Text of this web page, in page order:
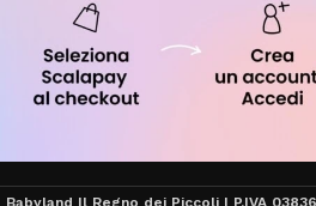
Babyland Il Regno dei Piccoli | P.IVA